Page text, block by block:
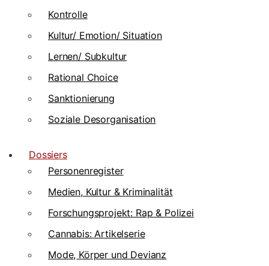
Kontrolle
Kultur/ Emotion/ Situation
Lernen/ Subkultur
Rational Choice
Sanktionierung
Soziale Desorganisation
Dossiers
Personenregister
Medien, Kultur & Kriminalität
Forschungsprojekt: Rap & Polizei
Cannabis: Artikelserie
Mode, Körper und Devianz